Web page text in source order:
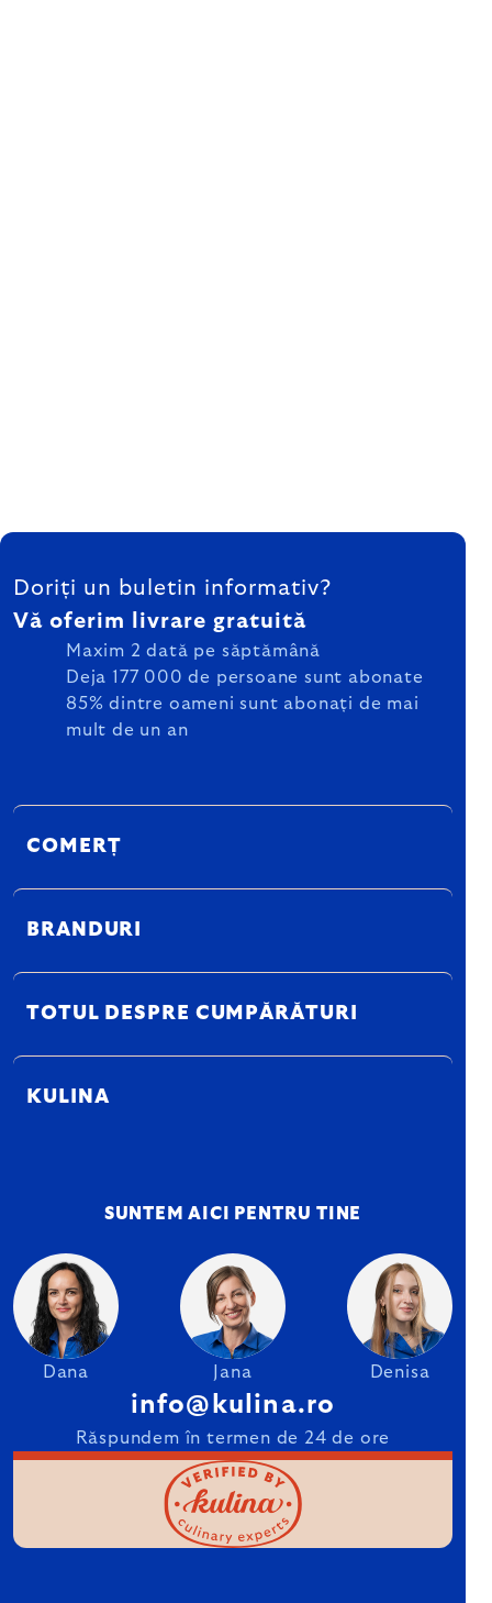
SUBSOL
Doriți un buletin informativ?
Vă oferim livrare gratuită
Maxim 2 dată pe săptămână
Deja 177 000 de persoane sunt abonate
85% dintre oameni sunt abonați de mai
mult de un an
COMERȚ
BRANDURI
TOTUL DESPRE CUMPĂRĂTURI
KULINA
SUNTEM AICI PENTRU TINE
Dana Jana Denisa
info@kulina.ro
Răspundem în termen de 24 de ore